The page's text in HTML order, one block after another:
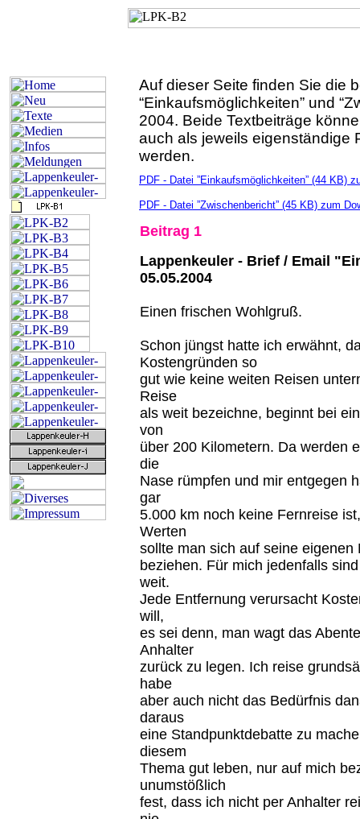
Auf dieser Seite finden Sie die
“Einkaufsmöglichkeiten” und
2004. Beide Textbeiträge
auch als jeweils eigenständige
werden.
PDF - Datei ”Einkaufsmöglichkeiten” (44 KB)
PDF - Datei ”Zwischenbericht” (45 KB) zum
Beitrag 1
Lappenkeuler - Brief / Email
05.05.2004
Einen frischen Wohlgruß.
Schon jüngst hatte ich erwähnt,
Kostengründen so
gut wie keine weiten Reisen
Reise
als weit bezeichne, beginnt bei
von
über 200 Kilometern. Da werden
die
Nase rümpfen und mir entgegen
gar
5.000 km noch keine Fernreise
Werten
sollte man sich auf seine
beziehen. Für mich jedenfalls
weit.
Jede Entfernung verursacht
will,
es sei denn, man wagt das
Anhalter
zurück zu legen. Ich reise
habe
aber auch nicht das Bedürfnis
daraus
eine Standpunktdebatte zu
diesem
Thema gut leben, nur auf mich
unumstößlich
fest, dass ich nicht per Anhalter